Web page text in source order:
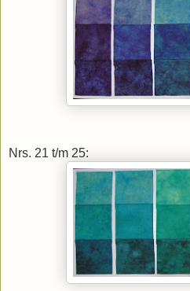
Nrs. 21 t/m 25: